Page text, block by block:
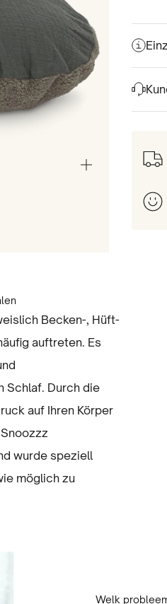
Vergrößern/
Becken-, Hüft-
auftreten. Es
Schlaf. Durch die
auf Ihren Körper
wurde speziell
möglich zu
Welk